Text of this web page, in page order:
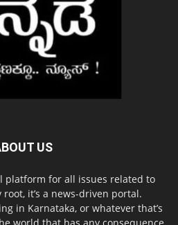
US
platform for all issues related to
it’s a news-driven portal.
in Karnataka, or whatever that’s